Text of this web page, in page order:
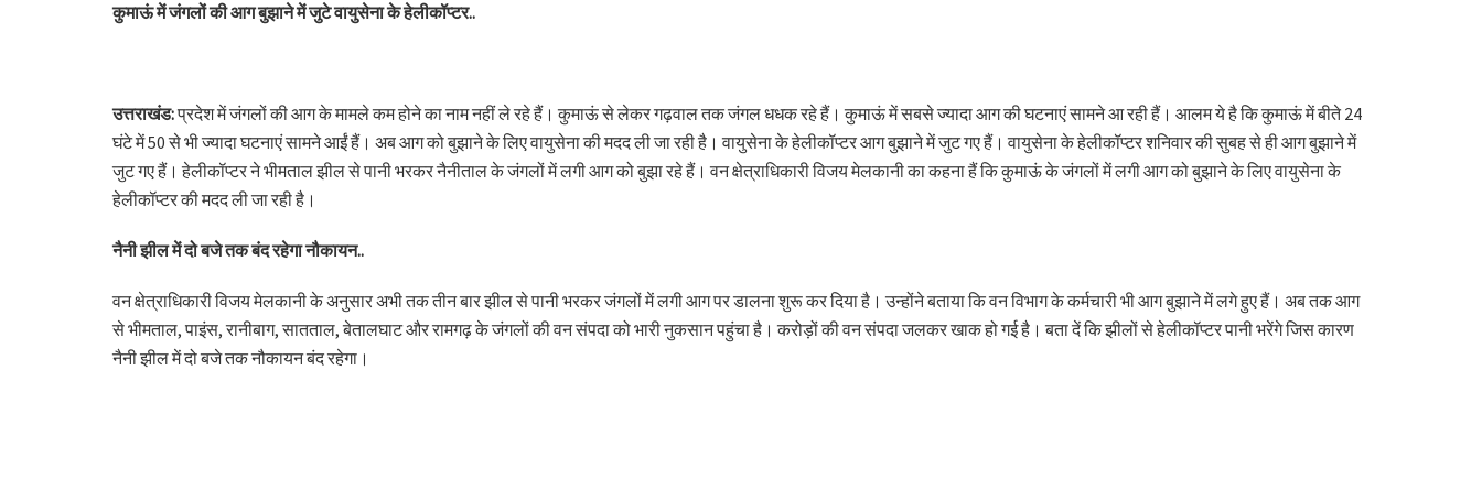
कुमाऊं में जंगलों की आग बुझाने में जुटे वायुसेना के हेलीकॉप्टर..
उत्तराखंड:प्रदेश में जंगलों की आग के मामले कम होने का नाम नहीं ले रहे हैं। कुमाऊं से लेकर गढ़वाल तक जंगल धधक रहे हैं। कुमाऊं में सबसे ज्यादा आग की घटनाएं सामने आ रही हैं। आलम ये है कि कुमाऊं में बीते 24
घंटे में 50 से भी ज्यादा घटनाएं सामने आईं हैं। अब आग को बुझाने के लिए वायुसेना की मदद ली जा रही है। वायुसेना के हेलीकॉप्टर आग बुझाने में जुट गए हैं। वायुसेना के हेलीकॉप्टर शनिवार की सुबह से ही आग बुझाने में
जुट गए हैं। हेलीकॉप्टर ने भीमताल झील से पानी भरकर नैनीताल के जंगलों में लगी आग को बुझा रहे हैं। वन क्षेत्राधिकारी विजय मेलकानी का कहना हैं कि कुमाऊं के जंगलों में लगी आग को बुझाने के लिए वायुसेना के
हेलीकॉप्टर की मदद ली जा रही है।
नैनी झील में दो बजे तक बंद रहेगा नौकायन..
वन क्षेत्राधिकारी विजय मेलकानी के अनुसार अभी तक तीन बार झील से पानी भरकर जंगलों में लगी आग पर डालना शुरू कर दिया है। उन्होंने बताया कि वन विभाग के कर्मचारी भी आग बुझाने में लगे हुए हैं। अब तक आग
से भीमताल, पाइंस, रानीबाग, सातताल, बेतालघाट और रामगढ़ के जंगलों की वन संपदा को भारी नुकसान पहुंचा है। करोड़ों की वन संपदा जलकर खाक हो गई है। बता दें कि झीलों से हेलीकॉप्टर पानी भरेंगे जिस कारण
नैनी झील में दो बजे तक नौकायन बंद रहेगा।